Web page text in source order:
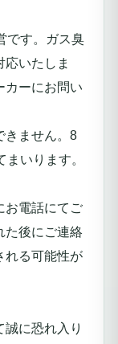
です。ガス臭
いたしま
カーにお問い
きません。8
いります。
お電話にてご
た後にご連絡
れる可能性が
に恐れ入り